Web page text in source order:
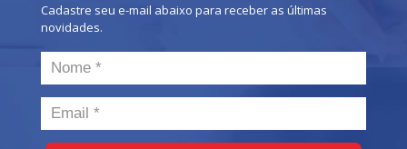
Cadastre seu e-mail abaixo para receber as últimas
novidades.